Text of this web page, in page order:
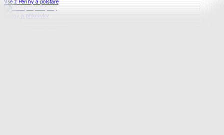
Vše z Peřiny a polštáře
Peřiny a přikrývky